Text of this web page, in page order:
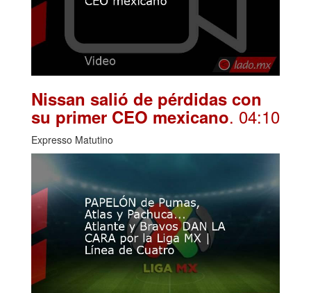
Nissan salió de pérdidas con
su primer CEO mexicano. 04:10
Expresso Matutino